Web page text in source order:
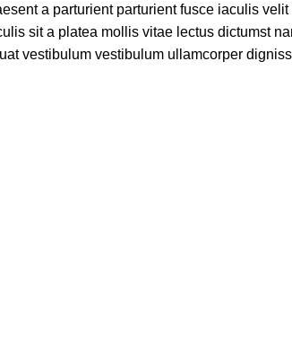
a parturient parturient fusce iaculis
sit a platea mollis vitae lectus dictumst
vestibulum vestibulum ullamcorper